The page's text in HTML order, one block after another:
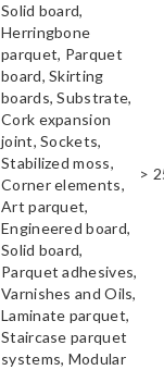
Solid board,
Herringbone
parquet, Parquet
board, Skirting
boards, Substrate,
Cork expansion
joint, Sockets,
Stabilized moss,
Corner elements,
Art parquet,
Engineered board,
Solid board,
Parquet adhesives,
Varnishes and Oils,
Laminate parquet,
Staircase parquet
systems, Modular
>